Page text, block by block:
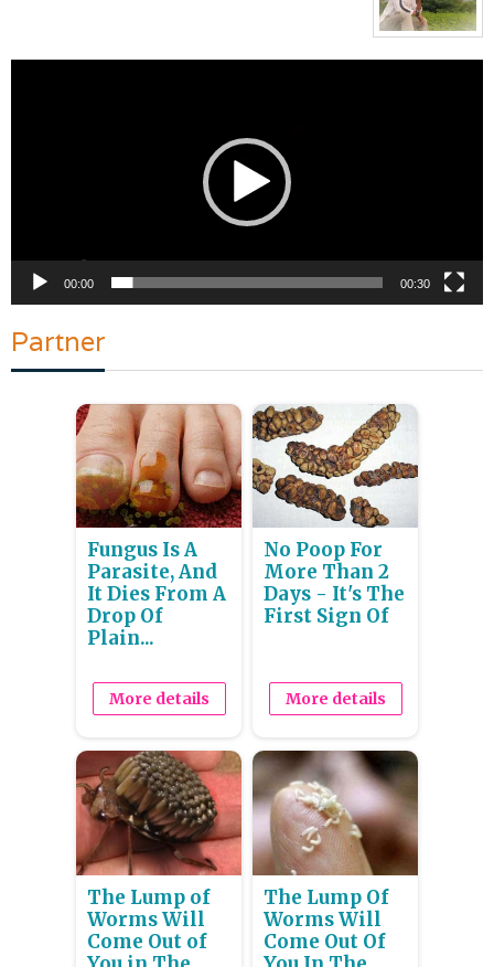
00:00 00:30
Partner
Fungus Is A
Parasite, And
It Dies From A
Drop Of
Plain...
More details
No Poop For
More Than 2
Days - It's The
First Sign Of
More details
The Lump of
Worms Will
Come Out of
The Lump Of
Worms Will
Come Out Of